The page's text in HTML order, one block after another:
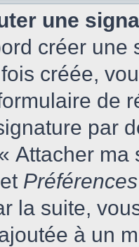
une
créer
fois créée,
de
par
Attacher
la suite,
à un